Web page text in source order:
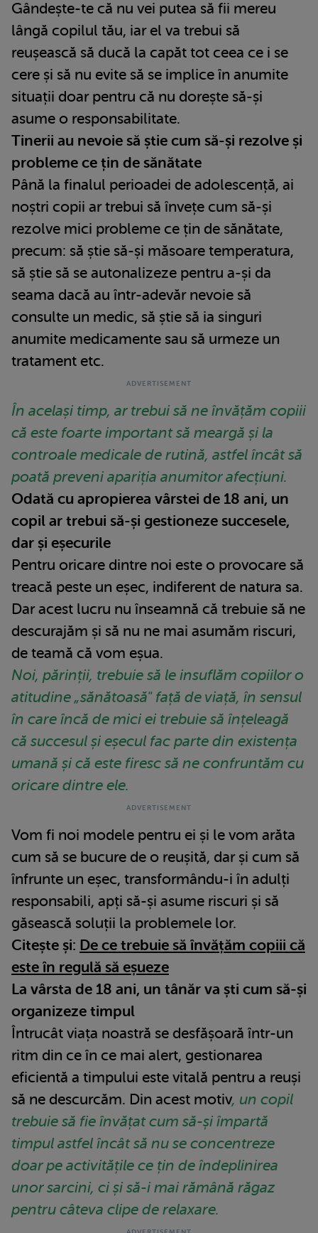
Gândește-te că nu vei putea să fii mereu
lângă copilul tău, iar el va trebui să
reușească să ducă la capăt tot ceea ce i se
cere și să nu evite să se implice în anumite
situații doar pentru că nu dorește să-și
asume o responsabilitate.
Tinerii au nevoie să știe cum să-și rezolve și
probleme ce țin de sănătate
Până la finalul perioadei de adolescență, ai
noștri copii ar trebui să învețe cum să-și
rezolve mici probleme ce țin de sănătate,
precum: să știe să-și măsoare temperatura,
să știe să se autonalizeze pentru a-și da
seama dacă au într-adevăr nevoie să
consulte un medic, să știe să ia singuri
anumite medicamente sau să urmeze un
tratament etc.
În același timp, ar trebui să ne învățăm copiii
că este foarte important să meargă și la
controale medicale de rutină, astfel încât să
poată preveni apariția anumitor afecțiuni.
Odată cu apropierea vârstei de 18 ani, un
copil ar trebui să-și gestioneze succesele,
dar și eșecurile
Pentru oricare dintre noi este o provocare să
treacă peste un eșec, indiferent de natura sa.
Dar acest lucru nu înseamnă că trebuie să ne
descurajăm și să nu ne mai asumăm riscuri,
de teamă că vom eșua.
Noi, părinții, trebuie să le insuflăm copiilor o
atitudine „sănătoasă" față de viață, în sensul
în care încă de mici ei trebuie să înțeleagă
că succesul și eșecul fac parte din existența
umană și că este firesc să ne confruntăm cu
oricare dintre ele.
Vom fi noi modele pentru ei și le vom arăta
cum să se bucure de o reușită, dar și cum să
înfrunte un eșec, transformându-i în adulți
responsabili, apți să-și asume riscuri și să
găsească soluții la problemele lor.
Citește și: De ce trebuie să învățăm copiii că
este în regulă să eșueze
La vârsta de 18 ani, un tânăr va ști cum să-și
organizeze timpul
Întrucât viața noastră se desfășoară într-un
ritm din ce în ce mai alert, gestionarea
eficientă a timpului este vitală pentru a reuși
să ne descurcăm. Din acest motiv, un copil
trebuie să fie învățat cum să-și împartă
timpul astfel încât să nu se concentreze
doar pe activitățile ce țin de îndeplinirea
unor sarcini, ci și să-i mai rămână răgaz
pentru câteva clipe de relaxare.